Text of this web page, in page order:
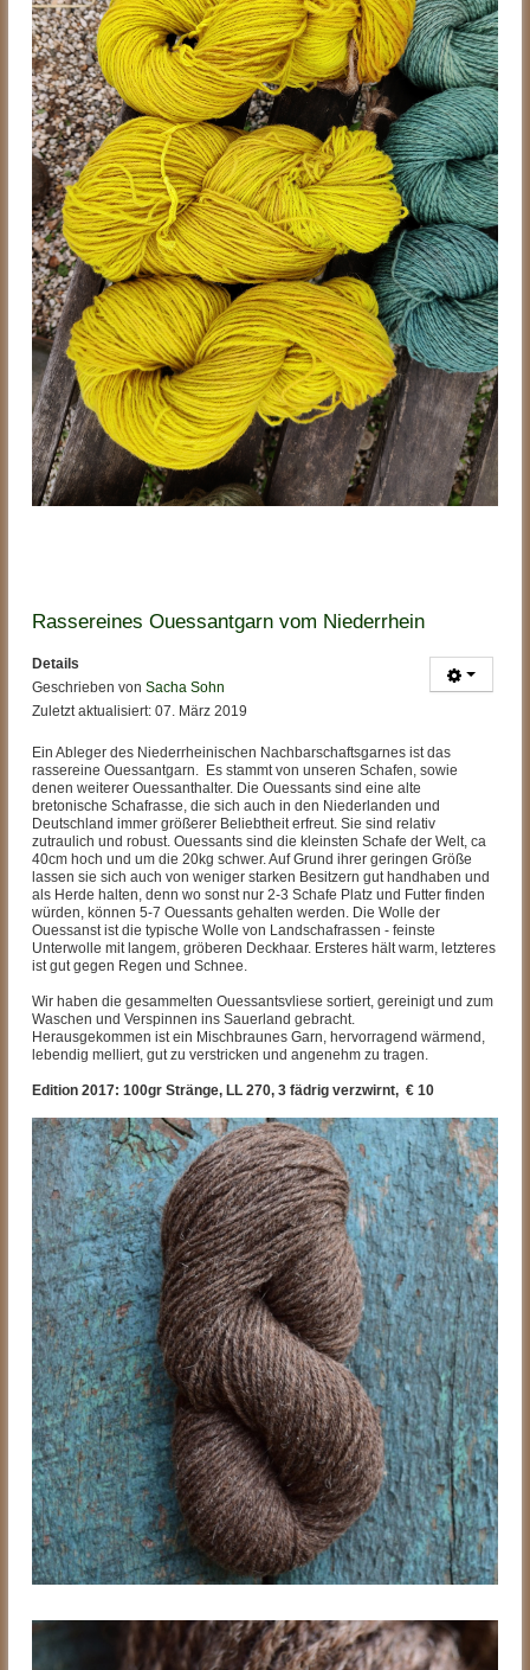
Rassereines Ouessantgarn vom Niederrhein
Details
Geschrieben von Sacha Sohn
Zuletzt aktualisiert: 07. März 2019
Ein Ableger des Niederrheinischen Nachbarschaftsgarnes ist das
rassereine Ouessantgarn. Es stammt von unseren Schafen, sowie
denen weiterer Ouessanthalter. Die Ouessants sind eine alte
bretonische Schafrasse, die sich auch in den Niederlanden und
Deutschland immer größerer Beliebtheit erfreut. Sie sind relativ
zutraulich und robust. Ouessants sind die kleinsten Schafe der Welt, ca
40cm hoch und um die 20kg schwer. Auf Grund ihrer geringen Größe
lassen sie sich auch von weniger starken Besitzern gut handhaben und
als Herde halten, denn wo sonst nur 2-3 Schafe Platz und Futter finden
würden, können 5-7 Ouessants gehalten werden. Die Wolle der
Ouessanst ist die typische Wolle von Landschafrassen - feinste
Unterwolle mit langem, gröberen Deckhaar. Ersteres hält warm, letzteres
ist gut gegen Regen und Schnee.
Wir haben die gesammelten Ouessantsvliese sortiert, gereinigt und zum
Waschen und Verspinnen ins Sauerland gebracht.
Herausgekommen ist ein Mischbraunes Garn, hervorragend wärmend,
lebendig melliert, gut zu verstricken und angenehm zu tragen.
Edition 2017: 100gr Stränge, LL 270, 3 fädrig verzwirnt, € 10